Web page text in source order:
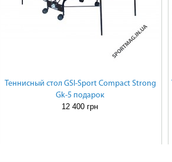
Теннисный стол GSI-Sport Compact Strong
Gk-5 подарок
12 400 грн